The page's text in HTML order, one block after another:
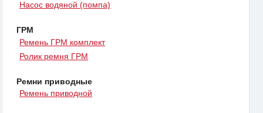
Насос водяной (помпа)
ГРМ
Ремень ГРМ комплект
Ролик ремня ГРМ
Ремни приводные
Ремень приводной